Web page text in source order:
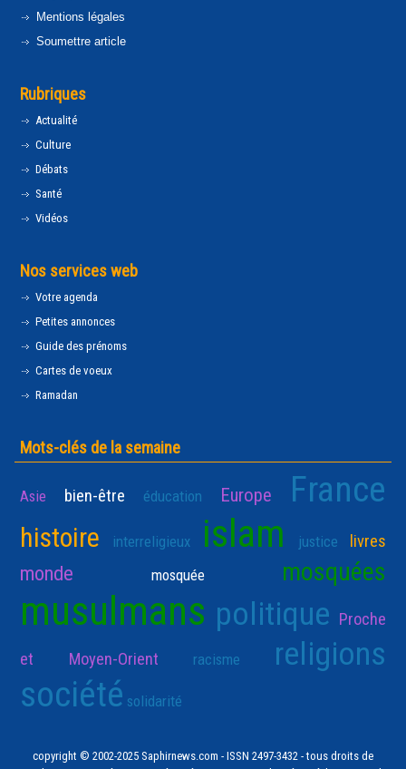
Mentions légales
Soumettre article
Rubriques
Actualité
Culture
Débats
Santé
Vidéos
Nos services web
Votre agenda
Petites annonces
Guide des prénoms
Cartes de voeux
Ramadan
Mots-clés de la semaine
Asie bien-être éducation Europe France
histoire interreligieux islam justice livres
monde mosquée mosquées
musulmans politique Proche
et Moyen-Orient
racisme religions
société solidarité
copyright © 2002-2025 Saphirnews.com - ISSN 2497-3432 - tous droits de